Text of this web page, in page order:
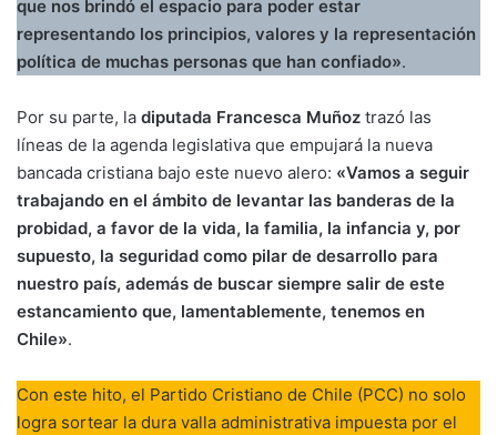
que nos brindó el espacio para poder estar
representando los principios, valores y la representación
política de muchas personas que han confiado».
Por su parte, la diputada Francesca Muñoz trazó las
líneas de la agenda legislativa que empujará la nueva
bancada cristiana bajo este nuevo alero: «Vamos a seguir
trabajando en el ámbito de levantar las banderas de la
probidad, a favor de la vida, la familia, la infancia y, por
supuesto, la seguridad como pilar de desarrollo para
nuestro país, además de buscar siempre salir de este
estancamiento que, lamentablemente, tenemos en
Chile».
Con este hito, el Partido Cristiano de Chile (PCC) no solo
logra sortear la dura valla administrativa impuesta por el